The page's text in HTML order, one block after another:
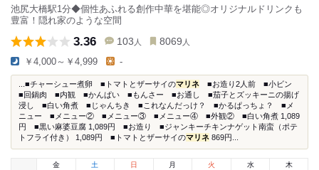
池尻大橋駅1分◆個性あふれる創作中華を堪能◎オリジナルドリンクも
豊富！隠れ家のような空間
3.36 103 人 8069 人
￥4,000～￥4,999 -
...■チャーシュー煮卵 ■トマトとザーサイのマリネ ■お造り2人前 ■小ビン
■回鍋肉 ■内観 ■かんぱい ■もんさー ■お通し ■茄子とズッキーニの揚げ
浸し ■白い角煮 ■じゃんちき ■これなんだっけ？ ■かるぱっちょ？ ■メ
ニュー ■メニュー② ■メニュー③ ■メニュー④ ■外観② ■白い角煮 1,089
円 ■黒い麻婆豆腐 1,089円 ■お造り ■ジャンキーチキンナゲット南蛮（ポテ
トフライ付き） 1,089円 ■トマトとザーサイのマリネ 869円...
金
土 日 月 火 水 木